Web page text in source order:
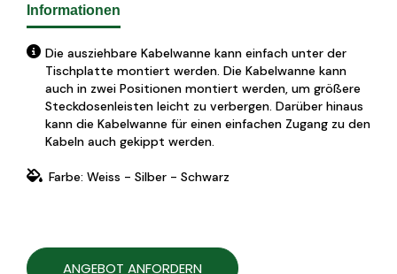
Informationen
Die ausziehbare Kabelwanne kann einfach unter der
Tischplatte montiert werden. Die Kabelwanne kann
auch in zwei Positionen montiert werden, um größere
Steckdosenleisten leicht zu verbergen. Darüber hinaus
kann die Kabelwanne für einen einfachen Zugang zu den
Kabeln auch gekippt werden.
Farbe: Weiss - Silber - Schwarz
ANGEBOT ANFORDERN